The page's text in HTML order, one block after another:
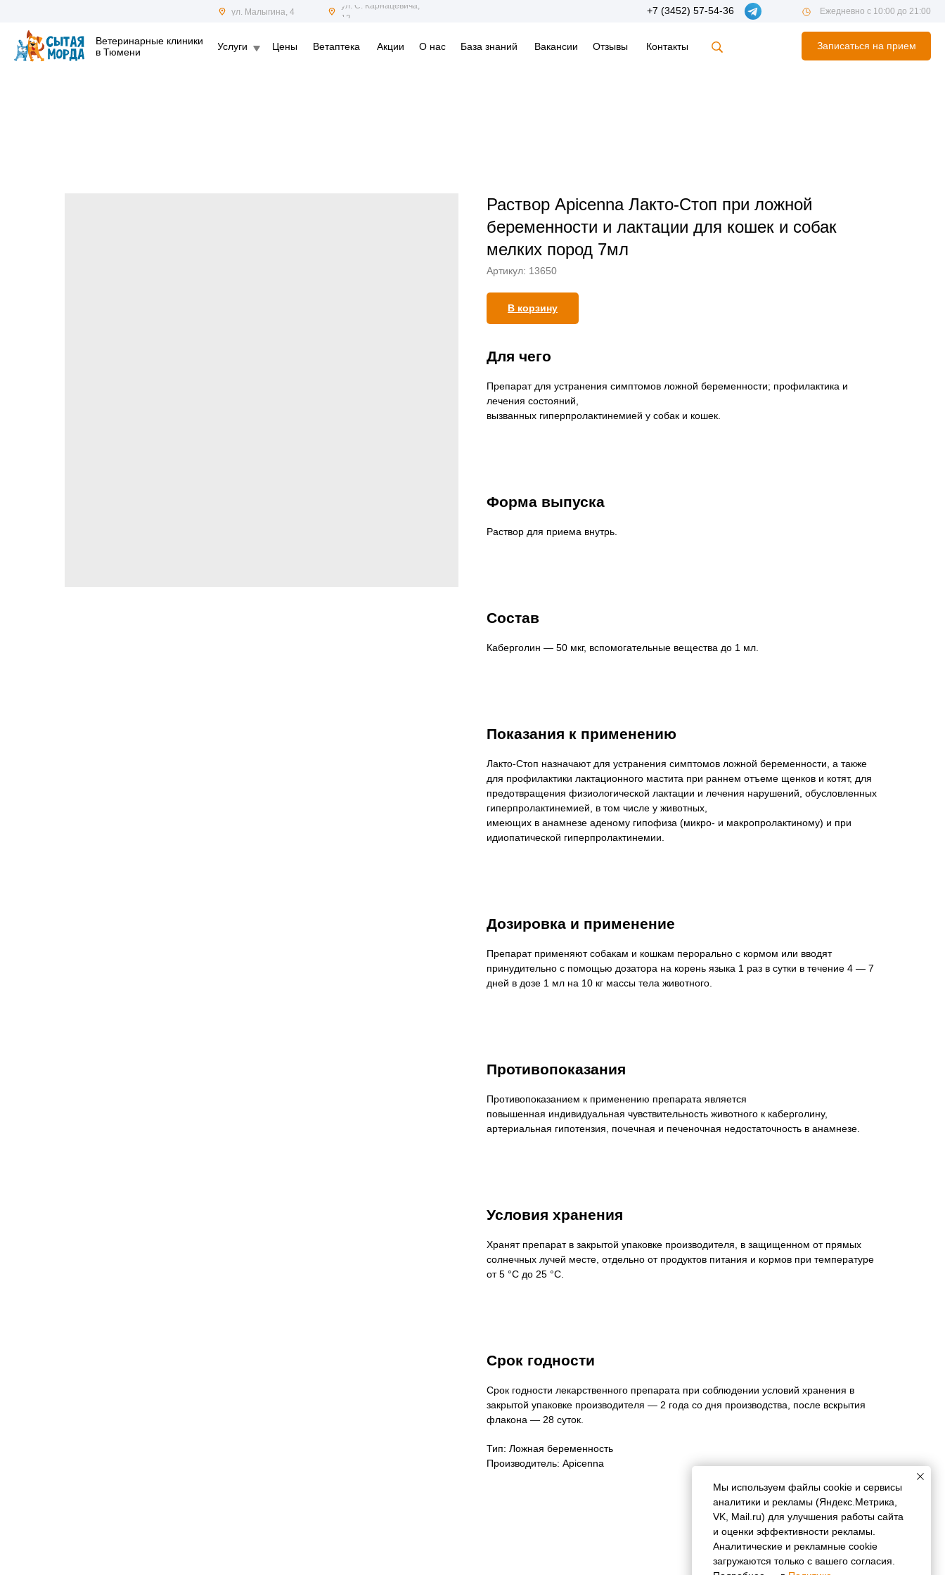
Записаться на прием
+7 (3452) 57-54-36
ул. С. Карнацевича,
12
ул. Малыгина, 4
Ветеринарные клиники
в Тюмени
Ежедневно с 10:00 до 21:00
Услуги Цены База знаний
О нас Контакты
Вакансии Отзывы
Акции
Ветаптека
Раствор Apicenna Лакто-Стоп при ложной
беременности и лактации для кошек и собак
мелких пород 7мл
Артикул: 13650
В корзину
Для чего
Препарат для устранения симптомов ложной беременности; профилактика и
лечения состояний,
вызванных гиперпролактинемией у собак и кошек.
Форма выпуска
Раствор для приема внутрь.
Состав
Каберголин — 50 мкг, вспомогательные вещества до 1 мл.
Показания к применению
Лакто-Стоп назначают для устранения симптомов ложной беременности, а также
для профилактики лактационного мастита при раннем отъеме щенков и котят, для
предотвращения физиологической лактации и лечения нарушений, обусловленных
гиперпролактинемией, в том числе у животных,
имеющих в анамнезе аденому гипофиза (микро- и макропролактиному) и при
идиопатической гиперпролактинемии.
Дозировка и применение
Препарат применяют собакам и кошкам перорально с кормом или вводят
принудительно с помощью дозатора на корень языка 1 раз в сутки в течение 4 — 7
дней в дозе 1 мл на 10 кг массы тела животного.
Противопоказания
Противопоказанием к применению препарата является
повышенная индивидуальная чувствительность животного к каберголину,
артериальная гипотензия, почечная и печеночная недостаточность в анамнезе.
Условия хранения
Хранят препарат в закрытой упаковке производителя, в защищенном от прямых
солнечных лучей месте, отдельно от продуктов питания и кормов при температуре
от 5 °С до 25 °С.
Срок годности
Срок годности лекарственного препарата при соблюдении условий хранения в
закрытой упаковке производителя — 2 года со дня производства, после вскрытия
флакона — 28 суток.
Тип: Ложная беременность
Производитель: Apicenna
Мы используем файлы cookie и сервисы
аналитики и рекламы (Яндекс.Метрика,
VK, Mail.ru) для улучшения работы сайта
и оценки эффективности рекламы.
Аналитические и рекламные cookie
загружаются только с вашего согласия.